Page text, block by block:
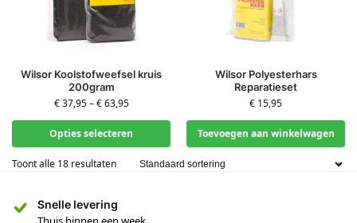
Wilsor Koolstofweefsel kruis
200gram
€37,95–€63,95
Opties selecteren
Wilsor Polyesterhars
Reparatieset
€ 15,95
Toevoegen aan winkelwagen
Toont alle 18 resultaten
Snelle levering